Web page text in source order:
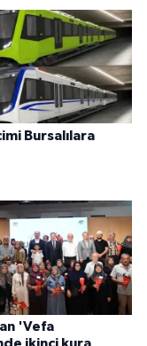
Bursalılara
'Vefa